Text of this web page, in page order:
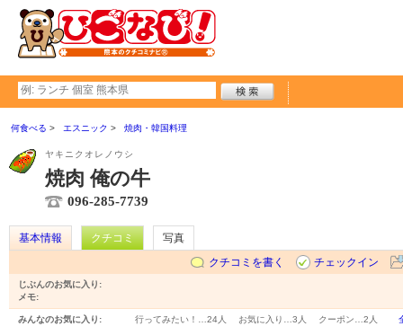
何食べる エスニック 焼肉・韓国料理
ヤキニクオレノウシ
焼肉 俺の牛
096-285-7739
基本情報 クチコミ
写真
クチコミを書く
チェックイン
じぶんのお気に入り:
メモ:
みんなのお気に入り: 行ってみたい！… 24人 お気に入り… 3人 クーポン… 2人